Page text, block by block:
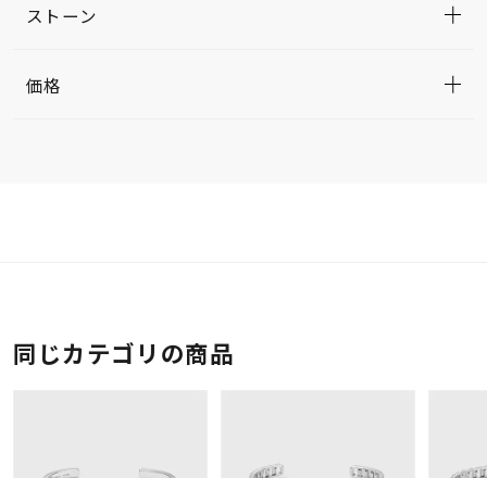
ストーン
価格
同じカテゴリの商品